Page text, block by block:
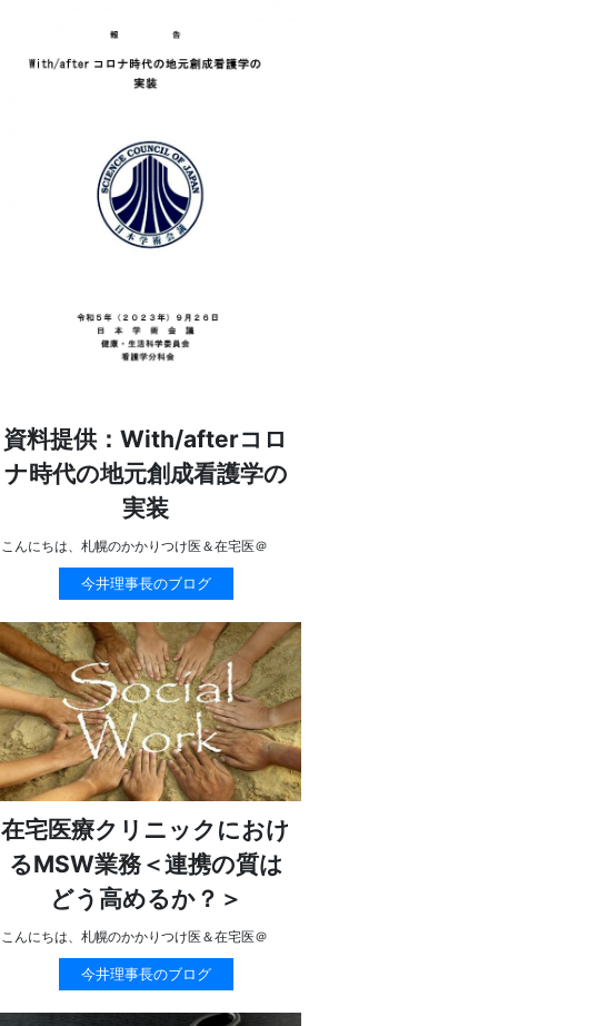
資料提供：With/afterコロ
ナ時代の地元創成看護学の
実装
こんにちは、札幌のかかりつけ医＆在宅医＠
今井理事長のブログ
在宅医療クリニックにおけ
るMSW業務＜連携の質は
どう高めるか？＞
こんにちは、札幌のかかりつけ医＆在宅医＠
今井理事長のブログ